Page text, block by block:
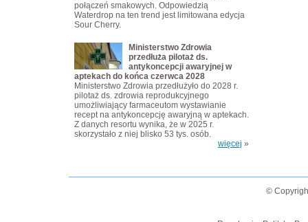
połączeń smakowych. Odpowiedzią
Waterdrop na ten trend jest limitowana edycja
Sour Cherry.
Ministerstwo Zdrowia
przedłuża pilotaż ds.
antykoncepcji awaryjnej w
aptekach do końca czerwca 2028
Ministerstwo Zdrowia przedłużyło do 2028 r.
pilotaż ds. zdrowia reprodukcyjnego
umożliwiający farmaceutom wystawianie
recept na antykoncepcję awaryjną w aptekach.
Z danych resortu wynika, że w 2025 r.
skorzystało z niej blisko 53 tys. osób.
więcej »
©